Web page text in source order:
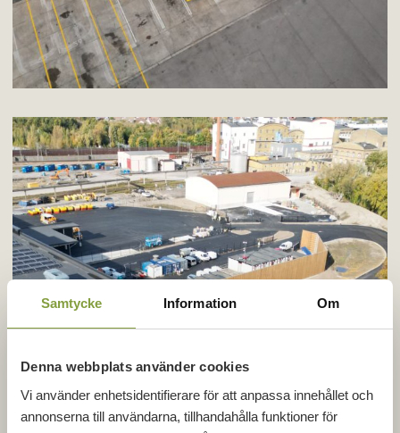
Samtycke Information Om
Denna webbplats använder cookies
Vi använder enhetsidentifierare för att anpassa innehållet och
annonserna till användarna, tillhandahålla funktioner för